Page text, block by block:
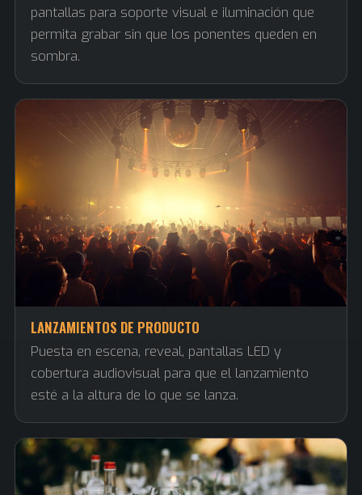
pantallas para soporte visual e iluminación que
permita grabar sin que los ponentes queden en
sombra.
LANZAMIENTOS DE PRODUCTO
Puesta en escena, reveal, pantallas LED y
cobertura audiovisual para que el lanzamiento
esté a la altura de lo que se lanza.